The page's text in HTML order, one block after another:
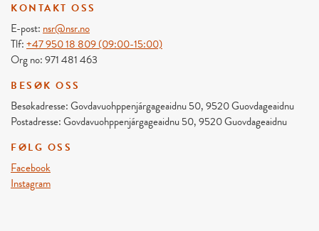
KONTAKT OSS
E-post: nsr@nsr.no
Tlf:+47 950 18 809 (09:00-15:00)
Org no: 971 481 463
BESØK OSS
Besøkadresse: Govdavuohppenjárgageaidnu 50, 9520 Guovdageaidnu
Postadresse: Govdavuohppenjárgageaidnu 50, 9520 Guovdageaidnu
FØLG OSS
Facebook
Instagram